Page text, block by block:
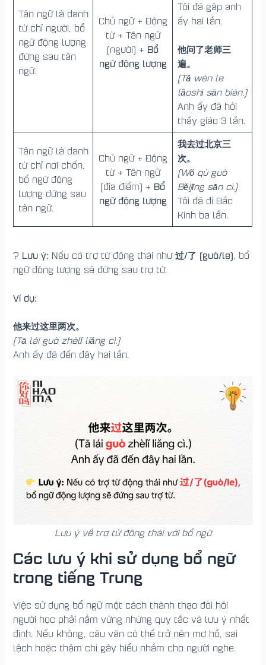
Tân ngữ là danh
từ chỉ người, bổ
ngữ động lượng
đứng sau tân
ngữ.
Chủ ngữ + Động
từ + Tân ngữ
(người) + Bổ
ngữ động lượng
Tôi đã gặp anh
ấy hai lần.
他问了老师三
遍。
(Tā wèn le
lǎoshī sān biàn.)
Anh ấy đã hỏi
thầy giáo 3 lần.
Tân ngữ là danh
từ chỉ nơi chốn,
bổ ngữ động
lượng đứng sau
tân ngữ.
Chủ ngữ + Động
từ + Tân ngữ
(địa điểm) + Bổ
ngữ động lượng
我去过北京三
次。
(Wǒ qù guò
Běijīng sān cì.)
Tôi đã đi Bắc
Kinh ba lần.
? Lưu ý: Nếu có trợ từ động thái như过/了 (guò/le), bổ
ngữ động lượng sẽ đứng sau trợ từ.
Ví dụ:
他来过这里两次。
(Tā lái guò zhèlǐ liǎng cì.)
Anh ấy đã đến đây hai lần.
Lưu ý về trợ từ động thái với bổ ngữ
Các lưu ý khi sử dụng bổ ngữ
trong tiếng Trung
Việc sử dụng bổ ngữ một cách thành thạo đòi hỏi
người học phải nắm vững những quy tắc và lưu ý nhất
định. Nếu không, câu văn có thể trở nên mơ hồ, sai
lệch hoặc thậm chí gây hiểu nhầm cho người nghe.